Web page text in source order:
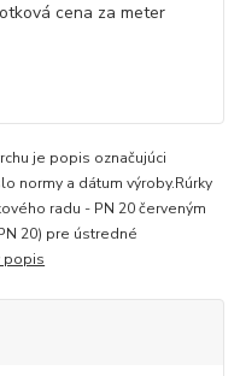
je popis označujúci
normy a dátum výroby.Rúrky
radu - PN 20 červeným
20) pre ústredné
popis